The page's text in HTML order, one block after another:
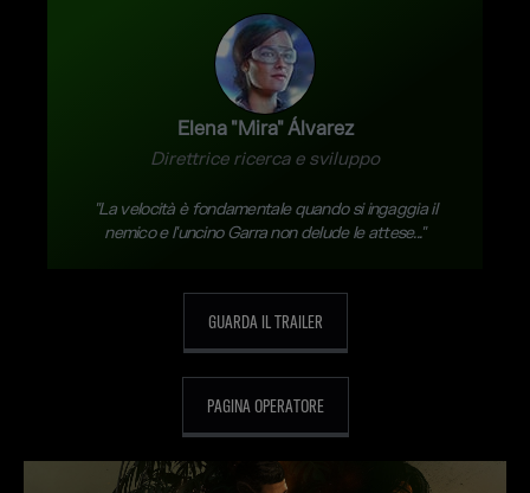
Elena "Mira" Álvarez
Direttrice ricerca e sviluppo
"La velocità è fondamentale quando si ingaggia il
nemico e l'uncino Garra non delude le attese..."
GUARDA IL TRAILER
PAGINA OPERATORE